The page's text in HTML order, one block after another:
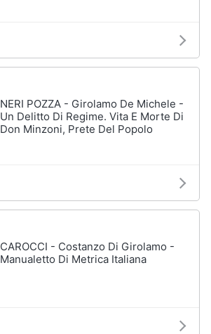
NERI POZZA - Girolamo De Michele -
Un Delitto Di Regime. Vita E Morte Di
Don Minzoni, Prete Del Popolo
CAROCCI - Costanzo Di Girolamo -
Manualetto Di Metrica Italiana